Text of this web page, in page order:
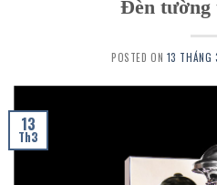
Đèn
POSTED ON 13
13
Th3